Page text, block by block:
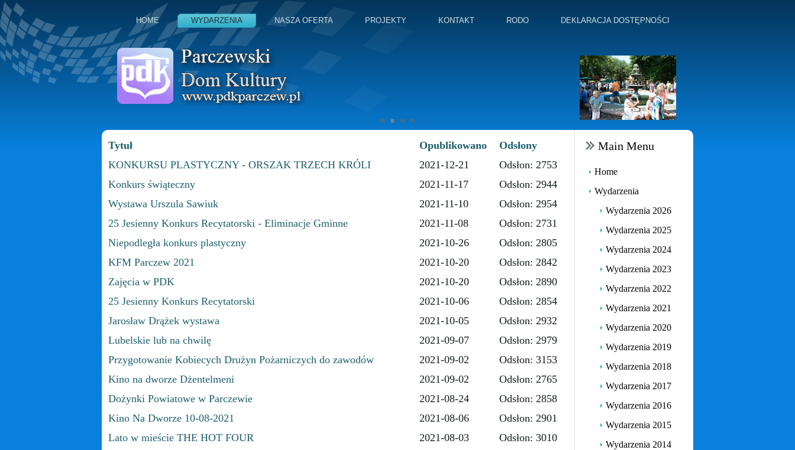
HOME WYDARZENIA NASZA OFERTA PROJEKTY KONTAKT RODO DEKLARACJA DOSTĘPNOŚCI
Tytuł Opublikowano
Odsłony
KONKURSU PLASTYCZNY - ORSZAK TRZECH KRÓLI
2021-12-21
Odsłon: 2753
Konkurs świąteczny
2021-11-17
Odsłon: 2944
Wystawa Urszula Sawiuk
2021-11-10
Odsłon: 2954
25 Jesienny Konkurs Recytatorski - Eliminacje Gminne
2021-11-08
Odsłon: 2731
Niepodległa konkurs plastyczny
2021-10-26
Odsłon: 2805
KFM Parczew 2021
2021-10-20
Odsłon: 2842
Zajęcia w PDK
2021-10-20
Odsłon: 2890
25 Jesienny Konkurs Recytatorski
2021-10-06
Odsłon: 2854
Jarosław Drążek wystawa
2021-10-05
Odsłon: 2932
Lubelskie lub na chwilę
2021-09-07
Odsłon: 2979
Przygotowanie Kobiecych Drużyn Pożarniczych do zawodów
2021-09-02
Odsłon: 3153
Kino na dworze Dżentelmeni
2021-09-02
Odsłon: 2765
Dożynki Powiatowe w Parczewie
2021-08-24
Odsłon: 2858
Kino Na Dworze 10-08-2021
2021-08-06
Odsłon: 2901
Lato w mieście THE HOT FOUR
2021-08-03
Odsłon: 3010
Main Menu
Home
Wydarzenia
Wydarzenia 2026
Wydarzenia 2025
Wydarzenia 2024
Wydarzenia 2023
Wydarzenia 2022
Wydarzenia 2021
Wydarzenia 2020
Wydarzenia 2019
Wydarzenia 2018
Wydarzenia 2017
Wydarzenia 2016
Wydarzenia 2015
Wydarzenia 2014